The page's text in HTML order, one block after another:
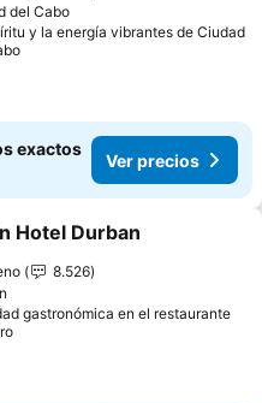
del Cabo
y la energía vibrantes de Ciudad
exactos
Ver precios
a favoritos
Hotel Durban
8.526
gastronómica en el restaurante